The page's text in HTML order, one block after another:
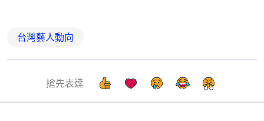
台灣藝人動向
搶先表達